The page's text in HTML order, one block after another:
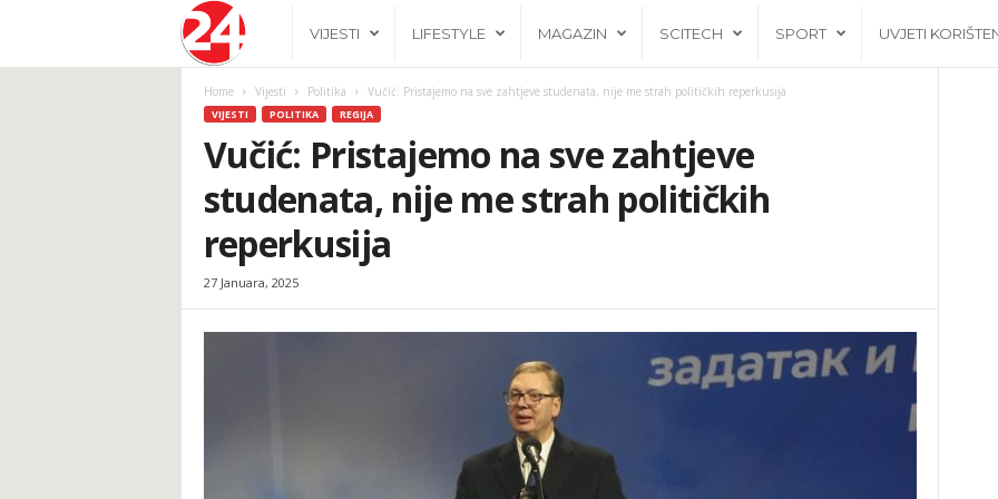
h
.
a
VIJESTI LIFESTYLE MAGAZIN SCITECH SPORT UVJETI
Home Vijesti Politika Vučić: Pristajemo na sve zahtjeve studenata, nije me strah političkih reperkusija
VIJESTI POLITIKA REGIJA
Vučić: Pristajemo na sve zahtjeve
studenata, nije me strah političkih
reperkusija
27 Januara, 2025